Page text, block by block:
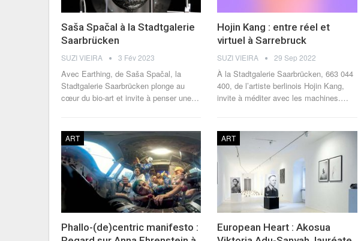
Saša Spačal à la Stadtgalerie
Saarbrücken
SUZI VIEIRA 3 Fév 2023
Avec Earthing, de Saša Spačal, la
Stadtgalerie Saarbrücken plonge au
cœur du bio-art et invite à penser une…
Hojin Kang : entre réel et
virtuel à Sarrebruck
SUZI VIEIRA 29 Sep 2022
À la Stadtgalerie Saarbrücken, 663 044
400, de l’artiste berlinois Hojin Kang,
invite à méditer avec les machines.…
ART
Phallo-(de)centric manifesto :
ART
European Heart : Akosua